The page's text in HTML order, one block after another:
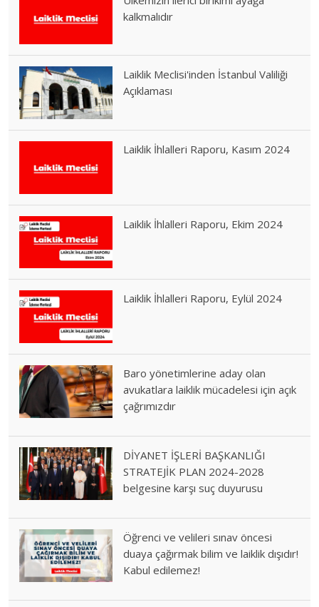
kalkmalıdır
Laiklik Meclisi'inden İstanbul Valiliği
Açıklaması
Laiklik İhlalleri Raporu, Kasım 2024
Laiklik İhlalleri Raporu, Ekim 2024
Laiklik İhlalleri Raporu, Eylül 2024
Baro yönetimlerine aday olan
avukatlara laiklik mücadelesi için açık
çağrımızdır
DİYANET İŞLERİ BAŞKANLIĞI
STRATEJİK PLAN 2024-2028
belgesine karşı suç duyurusu
Öğrenci ve velileri sınav öncesi
duaya çağırmak bilim ve laiklik dışıdır!
Kabul edilemez!